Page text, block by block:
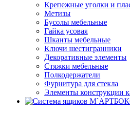
Крепежные уголки и
Метизы
Бусолы мебельные
Гайка усовая
Шканты мебельные
Ключи шестигранники
Декоративные элементы
Стяжки мебельные
Полкодержатели
Фурнитура для стекла
Элементы конструкции